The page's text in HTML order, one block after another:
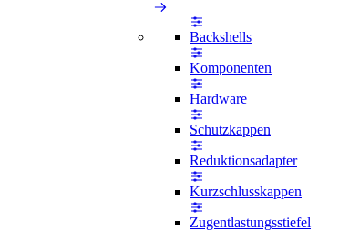
Backshells
Komponenten
Hardware
Schutzkappen
Reduktionsadapter
Kurzschlusskappen
Zugentlastungsstiefel